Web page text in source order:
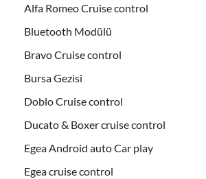
Alfa Romeo Cruise control
Bluetooth Modülü
Bravo Cruise control
Bursa Gezisi
Doblo Cruise control
Ducato & Boxer cruise control
Egea Android auto Car play
Egea cruise control